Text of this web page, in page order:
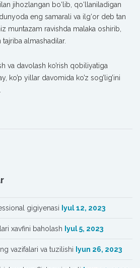
jihozlangan bo‘lib, qo‘llaniladigan
eng samarali va ilg‘or deb tan
muntazam ravishda malaka oshirib,
almashadilar.
va davolash ko’rish qobiliyatiga
ko’p yillar davomida ko’z sog’lig’ini
gigiyenasi Iyul 12, 2023
xavfini baholash Iyul 5, 2023
vazifalari va tuzilishi Iyun 26, 2023